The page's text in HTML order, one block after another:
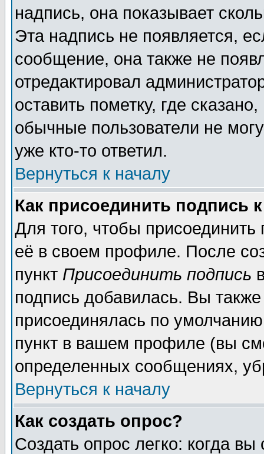
надпись, она показывает
Эта надпись не появляется,
сообщение, она также не
отредактировал
оставить пометку, где
обычные пользователи не
уже кто-то ответил.
Вернуться к началу
Как присоединить подпись
Для того, чтобы
её в своем профиле. После
пункт Присоединить подпись
подпись добавилась. Вы
присоединялась по
пункт в вашем профиле (вы
определенных сообщениях,
Вернуться к началу
Как создать опрос?
Создать опрос легко: когда